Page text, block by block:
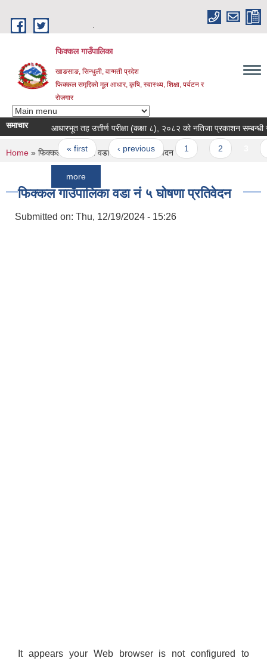
फिक्कल गाउँपालिका
खाङसाङ, सिन्धुली, वाग्मती प्रदेश
फिक्कल समृद्दिको मूल आधार, कृषि, स्वास्थ्य, शिक्षा, पर्यटन र
रोजगार
समाचारआधारभूत तह उत्तीर्ण परीक्षा (कक्षा ८), २०८२ को नतिजा प्रकाशन सम्बन्धी सूचना ।
Pages
« first ‹ previous 1 3
You are here
Home » फिक्कल गाउँपालिका वडा नं ५ घोषणा प्रतिवेदन
फिक्कल गाउँपालिका वडा नं ५ घोषणा प्रतिवेदन
Submitted on: Thu, 12/19/2024 - 15:26
It appears your Web browser is not configured to